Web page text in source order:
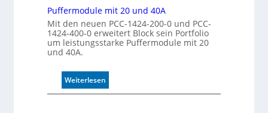
o
l
l
Puffermodule mit 20 und 40A
Mit den neuen PCC-1424-200-0 und PCC-
1424-400-0 erweitert Block sein Portfolio
um leistungsstarke Puffermodule mit 20
und 40A.
Weiterlesen
P